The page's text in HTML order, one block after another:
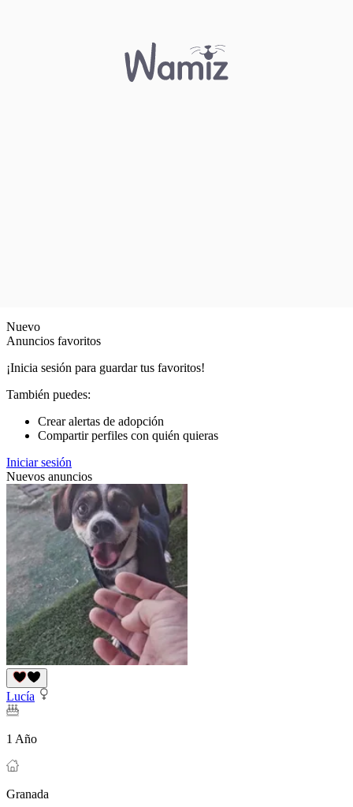
Nuevo
Anuncios favoritos
¡Inicia sesión para guardar tus favoritos!
También puedes:
Crear alertas de adopción
Compartir perfiles con quién quieras
Iniciar sesión
Nuevos anuncios
Lucía
1 Año
Granada